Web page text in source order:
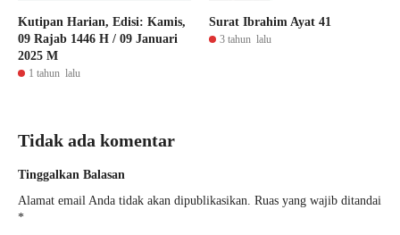
Kutipan Harian, Edisi: Kamis,
09 Rajab 1446 H / 09 Januari
2025 M
1 tahun lalu
Surat Ibrahim Ayat 41
3 tahun lalu
Tidak ada komentar
Tinggalkan Balasan
Alamat email Anda tidak akan dipublikasikan. Ruas yang wajib ditandai
*